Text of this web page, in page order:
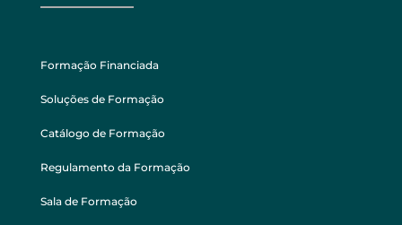
Formação Financiada
Soluções de Formação
Catálogo de Formação
Regulamento da Formação
Sala de Formação